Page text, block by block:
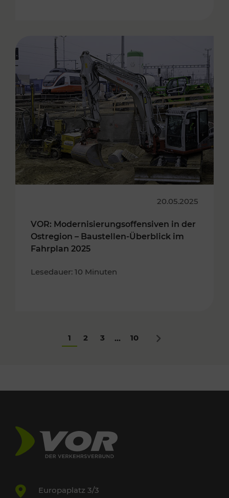
20.05.2025
VOR: Modernisierungsoffensiven in der
Ostregion – Baustellen-Überblick im
Fahrplan 2025
Lesedauer: 10 Minuten
1 2 3 ... 10 Nächstes
Europaplatz 3/3